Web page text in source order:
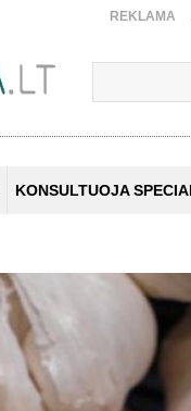
REKLAMA
KONSULTUOJA